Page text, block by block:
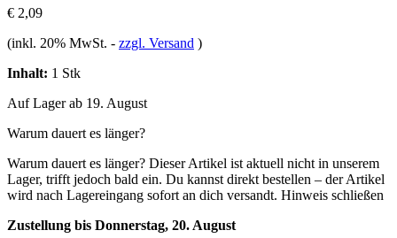
€ 2,09
(inkl. 20% MwSt. - zzgl. Versand )
Inhalt: 1 Stk
Auf Lager ab 19. August
Warum dauert es länger?
Warum dauert es länger? Dieser Artikel ist aktuell nicht in unserem
Lager, trifft jedoch bald ein. Du kannst direkt bestellen – der Artikel
wird nach Lagereingang sofort an dich versandt. Hinweis schließen
Zustellung bis Donnerstag, 20. August